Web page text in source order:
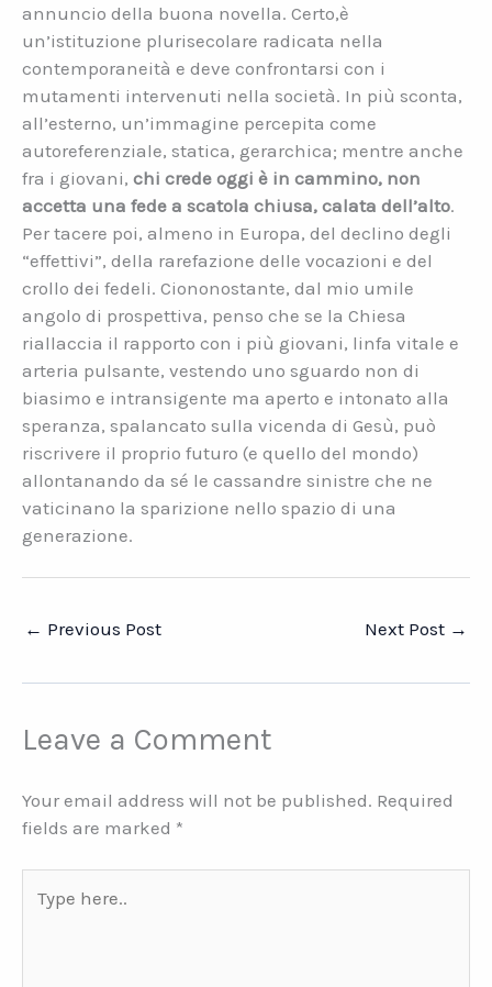
annuncio della buona novella. Certo,è
un’istituzione plurisecolare radicata nella
contemporaneità e deve confrontarsi con i
mutamenti intervenuti nella società. In più sconta,
all’esterno, un’immagine percepita come
autoreferenziale, statica, gerarchica; mentre anche
fra i giovani, chi crede oggi è in cammino, non
accetta una fede a scatola chiusa, calata dell’alto.
Per tacere poi, almeno in Europa, del declino degli
“effettivi”, della rarefazione delle vocazioni e del
crollo dei fedeli. Ciononostante, dal mio umile
angolo di prospettiva, penso che se la Chiesa
riallaccia il rapporto con i più giovani, linfa vitale e
arteria pulsante, vestendo uno sguardo non di
biasimo e intransigente ma aperto e intonato alla
speranza, spalancato sulla vicenda di Gesù, può
riscrivere il proprio futuro (e quello del mondo)
allontanando da sé le cassandre sinistre che ne
vaticinano la sparizione nello spazio di una
generazione.
← Previous Post Next Post →
Leave a Comment
Your email address will not be published. Required
fields are marked *
here..